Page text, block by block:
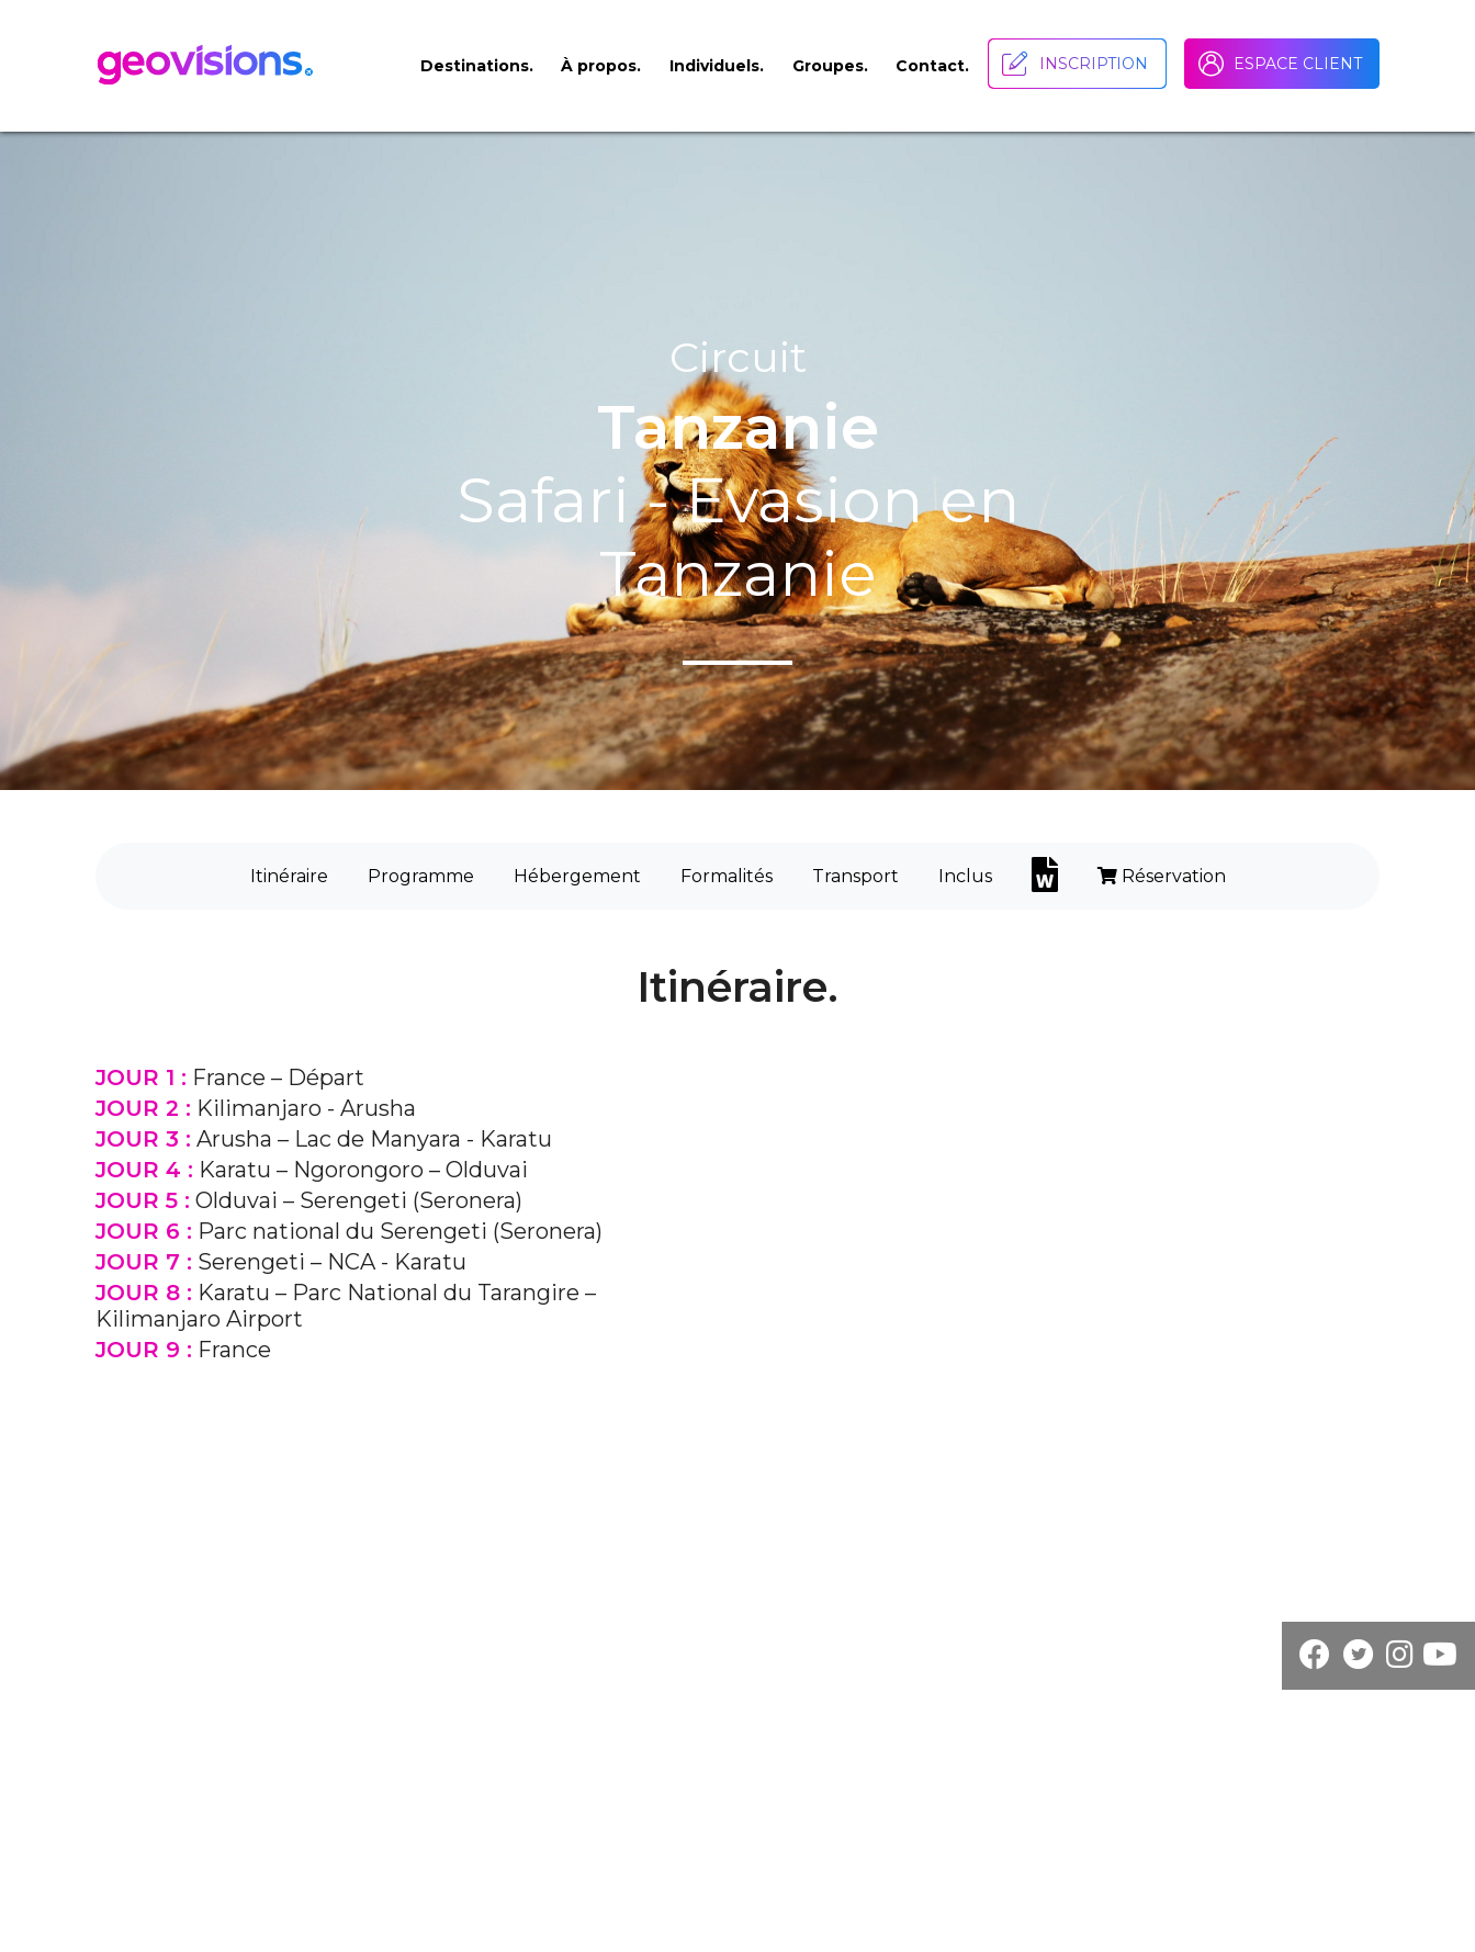
Destinations. À propos. Individuels. Groupes. Contact. INSCRIPTION ESPACE CLIENT
Circuit
Tanzanie
Safari - Evasion en
Tanzanie
Itinéraire Programme Hébergement Formalités Transport Inclus Réservation
Itinéraire.
JOUR 1 : France – Départ
JOUR 2 : Kilimanjaro - Arusha
JOUR 3 : Arusha – Lac de Manyara - Karatu
JOUR 4 : Karatu – Ngorongoro – Olduvai
JOUR 5 : Olduvai – Serengeti (Seronera)
JOUR 6 : Parc national du Serengeti (Seronera)
JOUR 7 : Serengeti – NCA - Karatu
JOUR 8 : Karatu – Parc National du Tarangire –
Kilimanjaro Airport
JOUR 9 : France